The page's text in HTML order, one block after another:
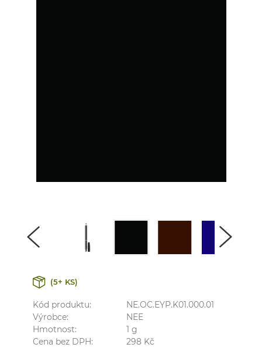
(5+ KS)
Kód produktu:
NE.OC.EYP.K01.000.01
Výrobce:
NEE
Hmotnost:
1 g
Cena bez DPH:
298 Kč